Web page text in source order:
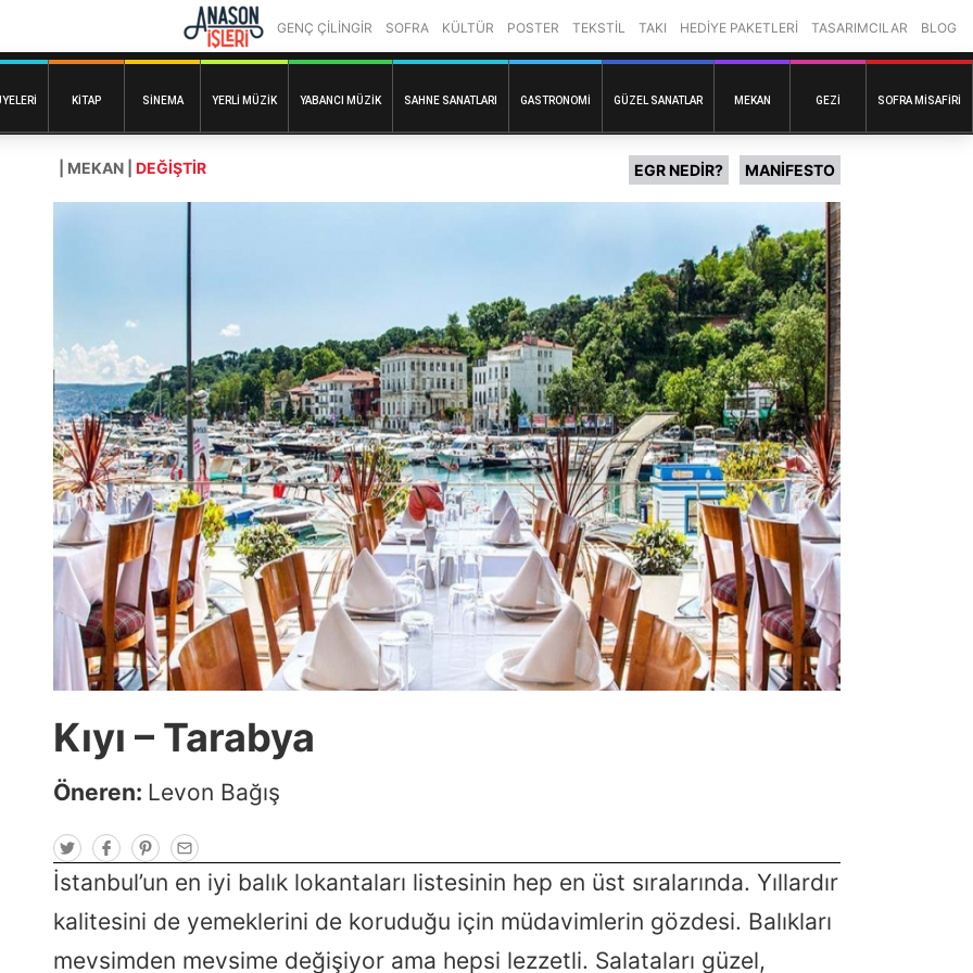
GENÇ ÇİLİNGİR SOFRA KÜLTÜR POSTER TEKSTİL TAKI HEDİYE PAKETLERİ TASARIMCILAR BLOG
KITAP SINEMA YERLI MÜZIK YABANCI MÜZIK SAHNE SANATLARI GASTRONOMI GÜZEL SANATLAR MEKAN GEZI SOFRA MISAFIRI
| MEKAN | DEĞİŞTİR EGR NEDİR? MANİFESTO
Kıyı – Tarabya
Öneren: Levon Bağış
T
w
i
t
e
F
a
c
e
o
k
P
i
n
t
r
s
t
E
m
a
i
İstanbul’un en iyi balık lokantaları listesinin hep en üst sıralarında. Yıllardır
kalitesini de yemeklerini de koruduğu için müdavimlerin gözdesi. Balıkları
mevsimden mevsime değişiyor ama hepsi lezzetli. Salataları güzel,